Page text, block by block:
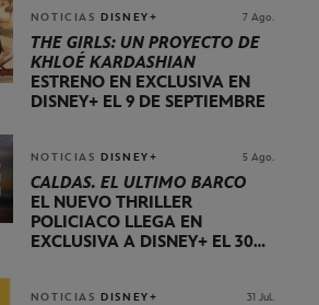
NOTICIAS DISNEY+ 7 Ago.
THE GIRLS: UN PROYECTO DE
KHLOÉ KARDASHIAN
ESTRENO EN EXCLUSIVA EN
DISNEY+ EL 9 DE SEPTIEMBRE
NOTICIAS DISNEY+ 5 Ago.
CALDAS. EL ÚLTIMO BARCO
EL NUEVO THRILLER
POLICIACO LLEGA EN
EXCLUSIVA A DISNEY+ EL 30
NOTICIAS DISNEY+ 31 Jul.